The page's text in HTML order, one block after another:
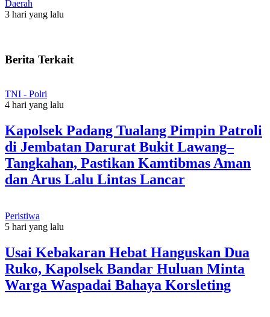
Daerah
3 hari yang lalu
Berita Terkait
TNI - Polri
4 hari yang lalu
Kapolsek Padang Tualang Pimpin Patroli
di Jembatan Darurat Bukit Lawang–
Tangkahan, Pastikan Kamtibmas Aman
dan Arus Lalu Lintas Lancar
Peristiwa
5 hari yang lalu
Usai Kebakaran Hebat Hanguskan Dua
Ruko, Kapolsek Bandar Huluan Minta
Warga Waspadai Bahaya Korsleting